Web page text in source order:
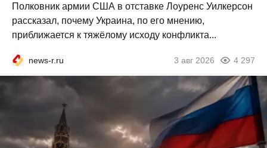
Полковник армии США в отставке Лоуренс Уилкерсон
рассказал, почему Украина, по его мнению,
приближается к тяжёлому исходу конфликта...
news-r.ru 3 авг 2026 4 297